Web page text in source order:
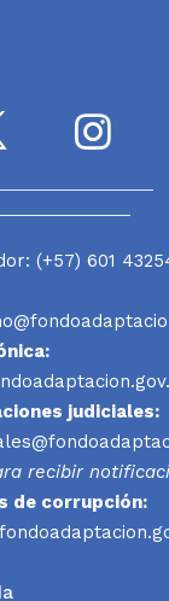
(+57) 601
judiciales:
recibir
de corrupción: